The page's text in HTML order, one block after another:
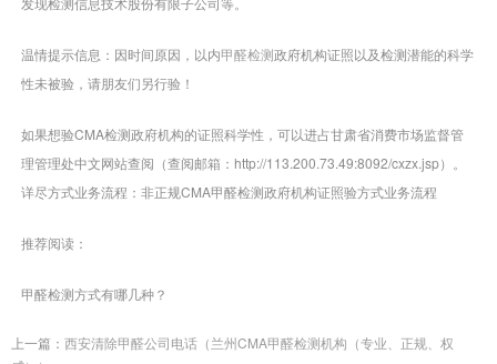
温情提示信息：因时间原因，以内甲醛检测政府机构证照以及检测潜能的科学
性未被验，请朋友们另行验！
如果想验CMA检测政府机构的证照科学性，可以进占甘肃省消费市场监督管
理管理处中文网站查阅（查阅邮箱：http://113.200.73.49:8092/cxzx.jsp）。
详尽方式业务流程：非正规CMA甲醛检测政府机构证照验方式业务流程
推荐阅读：
甲醛检测方式有哪几种？
上一篇： 西安清除甲醛公司电话（兰州CMA甲醛检测机构（专业、正规、权